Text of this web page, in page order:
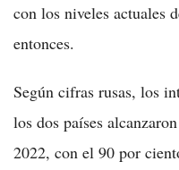
con los niveles actuales
entonces.
Según cifras rusas, los
los dos países
2022, con el 90 por